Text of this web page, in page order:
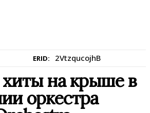
ERID: 2VtzqucojhB
на крыше в
оркестра